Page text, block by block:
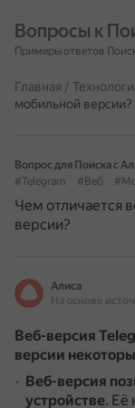
Вопросы к
Примеры ответов
Главная /
мобильной версии?
Вопрос для Поиска с
#Telegram
#Веб
Чем отличается
версии?
Алиса
Веб-версия
версии
Веб-версия
устройстве. Её